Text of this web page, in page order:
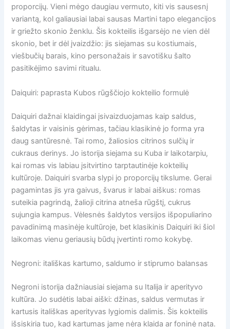
proporcijų. Vieni mėgo daugiau vermuto, kiti vis sausesnį
variantą, kol galiausiai labai sausas Martini tapo elegancijos
ir griežto skonio ženklu. Šis kokteilis išgarsėjo ne vien dėl
skonio, bet ir dėl įvaizdžio: jis siejamas su kostiumais,
viešbučių barais, kino personažais ir savotišku šalto
pasitikėjimo savimi ritualu.
Daiquiri: paprasta Kubos rūgščiojo kokteilio formulė
Daiquiri dažnai klaidingai įsivaizduojamas kaip saldus,
šaldytas ir vaisinis gėrimas, tačiau klasikinė jo forma yra
daug santūresnė. Tai romo, žaliosios citrinos sulčių ir
cukraus derinys. Jo istorija siejama su Kuba ir laikotarpiu,
kai romas vis labiau įsitvirtino tarptautinėje kokteilių
kultūroje. Daiquiri svarba slypi jo proporcijų tikslume. Gerai
pagamintas jis yra gaivus, švarus ir labai aiškus: romas
suteikia pagrindą, žalioji citrina atneša rūgštį, cukrus
sujungia kampus. Vėlesnės šaldytos versijos išpopuliarino
pavadinimą masinėje kultūroje, bet klasikinis Daiquiri iki šiol
laikomas vienu geriausių būdų įvertinti romo kokybę.
Negroni: itališkas kartumo, saldumo ir stiprumo balansas
Negroni istorija dažniausiai siejama su Italija ir aperityvo
kultūra. Jo sudėtis labai aiški: džinas, saldus vermutas ir
kartusis itališkas aperityvas lygiomis dalimis. Šis kokteilis
išsiskiria tuo, kad kartumas jame nėra klaida ar foninė nata.